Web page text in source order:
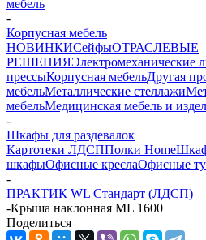
мебель
-
Корпусная мебель
НОВИНКИСейфыОТРАСЛЕВЫЕ
РЕШЕНИЯЭлектромеханические
прессыКорпусная мебельДругая
мебельМеталлические стеллажи
мебельМедицинская мебель и
-
Шкафы для раздевалок
Картотеки ЛДСППолки Home
шкафыОфисные креслаОфисные
-
ПРАКТИК WL Стандарт (ЛДСП)
-Крыша наклонная ML 1600
Поделиться